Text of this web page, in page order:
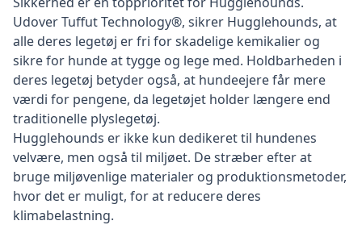
Udover Tuffut Technology®, sikrer Hugglehounds, at
alle deres legetøj er fri for skadelige kemikalier og
sikre for hunde at tygge og lege med. Holdbarheden i
deres legetøj betyder også, at hundeejere får mere
værdi for pengene, da legetøjet holder længere end
traditionelle plyslegetøj.
Hugglehounds er ikke kun dedikeret til hundenes
velvære, men også til miljøet. De stræber efter at
bruge miljøvenlige materialer og produktionsmetoder,
hvor det er muligt, for at reducere deres
klimabelastning.